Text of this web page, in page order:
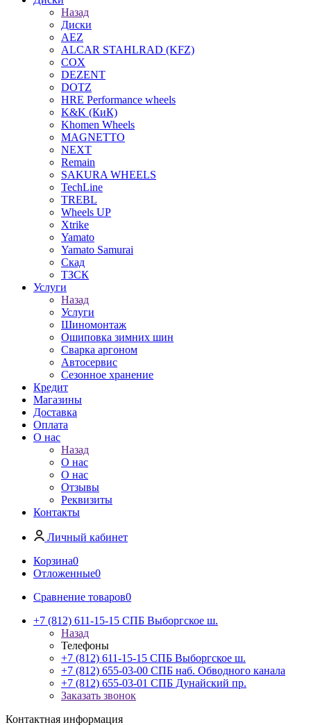
Назад
Диски
AEZ
ALCAR STAHLRAD (KFZ)
COX
DEZENT
DOTZ
HRE Performance wheels
K&K (КиК)
Khomen Wheels
MAGNETTO
NEXT
Remain
SAKURA WHEELS
TechLine
TREBL
Wheels UP
Xtrike
Yamato
Yamato Samurai
Скад
ТЗСК
Услуги
Назад
Услуги
Шиномонтаж
Ошиповка зимних шин
Сварка аргоном
Автосервис
Сезонное хранение
Кредит
Магазины
Доставка
Оплата
О нас
Назад
О нас
О нас
Отзывы
Реквизиты
Контакты
Личный кабинет
Корзина0
Отложенные0
Сравнение товаров0
+7 (812) 611-15-15 СПБ Выборгское ш.
Назад
Телефоны
+7 (812) 611-15-15 СПБ Выборгское ш.
+7 (812) 655-03-00 СПБ наб. Обводного канала
+7 (812) 655-03-01 СПБ Дунайский пр.
Заказать звонок
Контактная информация